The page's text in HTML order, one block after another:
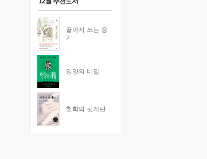
끝까지 쓰는 용
기
영양의 비밀
철학의 뒷계단